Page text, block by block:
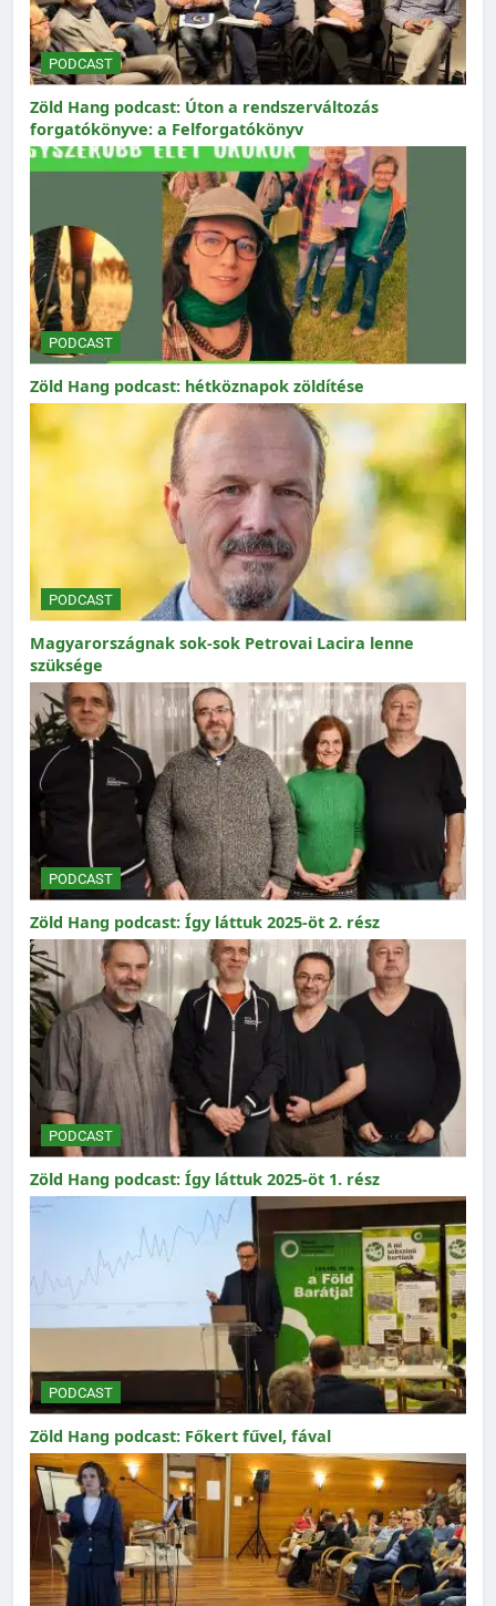
PODCAST
Zöld Hang podcast: Úton a rendszerváltozás
forgatókönyve: a Felforgatókönyv
PODCAST
Zöld Hang podcast: hétköznapok zöldítése
PODCAST
Magyarországnak sok-sok Petrovai Lacira lenne
szüksége
PODCAST
Zöld Hang podcast: Így láttuk 2025-öt 2. rész
PODCAST
Zöld Hang podcast: Így láttuk 2025-öt 1. rész
PODCAST
Zöld Hang podcast: Főkert fűvel, fával